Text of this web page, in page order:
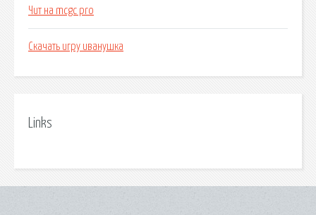
Чит на mcgc pro
Скачать игру иванушка
Links